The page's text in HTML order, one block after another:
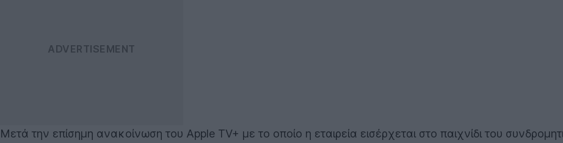
Μετά την επίσημη ανακοίνωση του Apple TV+ με το οποίο η εταιρεία εισέρχεται στο παιχνίδι του